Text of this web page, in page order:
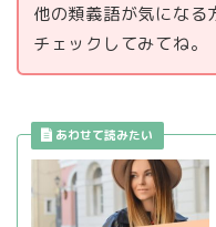
他の類義語が気になる
チェックしてみてね。